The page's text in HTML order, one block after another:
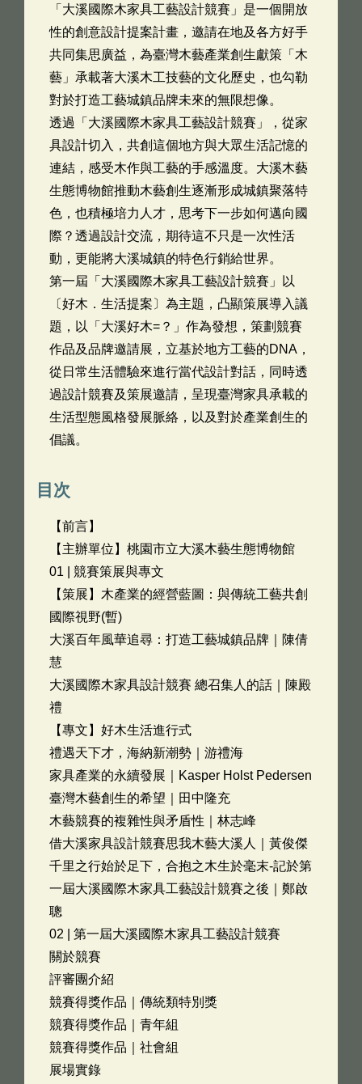
「大溪國際木家具工藝設計競賽」是一個開放
性的創意設計提案計畫，邀請在地及各方好手
共同集思廣益，為臺灣木藝產業創生獻策「木
藝」承載著大溪木工技藝的文化歷史，也勾勒
對於打造工藝城鎮品牌未來的無限想像。
透過「大溪國際木家具工藝設計競賽」，從家
具設計切入，共創這個地方與大眾生活記憶的
連結，感受木作與工藝的手感溫度。大溪木藝
生態博物館推動木藝創生逐漸形成城鎮聚落特
色，也積極培力人才，思考下一步如何邁向國
際？透過設計交流，期待這不只是一次性活
動，更能將大溪城鎮的特色行銷給世界。
第一屆「大溪國際木家具工藝設計競賽」以
〔好木．生活提案〕為主題，凸顯策展導入議
題，以「大溪好木=？」作為發想，策劃競賽
作品及品牌邀請展，立基於地方工藝的DNA，
從日常生活體驗來進行當代設計對話，同時透
過設計競賽及策展邀請，呈現臺灣家具承載的
生活型態風格發展脈絡，以及對於產業創生的
倡議。
目次
【前言】
【主辦單位】桃園市立大溪木藝生態博物館
01 | 競賽策展與專文
【策展】木產業的經營藍圖：與傳統工藝共創
國際視野(暫)
大溪百年風華追尋：打造工藝城鎮品牌｜陳倩
慧
大溪國際木家具設計競賽 總召集人的話｜陳殿
禮
【專文】好木生活進行式
禮遇天下才，海納新潮勢｜游禮海
家具產業的永續發展｜Kasper Holst Pedersen
臺灣木藝創生的希望｜田中隆充
木藝競賽的複雜性與矛盾性｜林志峰
借大溪家具設計競賽思我木藝大溪人｜黃俊傑
千里之行始於足下，合抱之木生於毫末-記於第
一屆大溪國際木家具工藝設計競賽之後｜鄭啟
聰
02 | 第一屆大溪國際木家具工藝設計競賽
關於競賽
評審團介紹
競賽得獎作品｜傳統類特別獎
競賽得獎作品｜青年組
競賽得獎作品｜社會組
展場實錄